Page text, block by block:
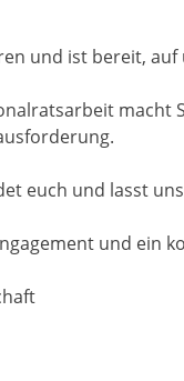
und ist bereit,
macht
euch und lasst
und ein